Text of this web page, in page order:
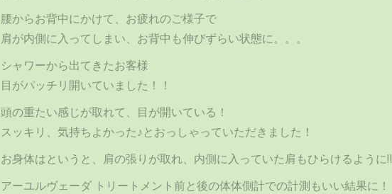
腰からお背中にかけて、お疲れのご様子で
肩が内側に入ってしまい、お背中も伸びずらい状態に。。。
シャワーから出てきたお客様
目がパッチリ開いていました！！
頭の重たい感じが取れて、目が開いている！
スッキリ、気持ちよかった♪とおっしゃっていただきました！
お身体はというと、肩の張りが取れ、内側に入っていた肩もひらけるように‼
アーユルヴェーダ トリートメント前と後の体体側計での計測もいい結果に！